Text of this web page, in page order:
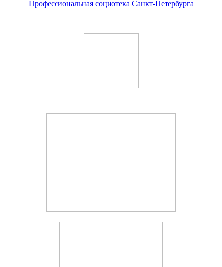
Профессиональная социотека Санкт-Петербурга